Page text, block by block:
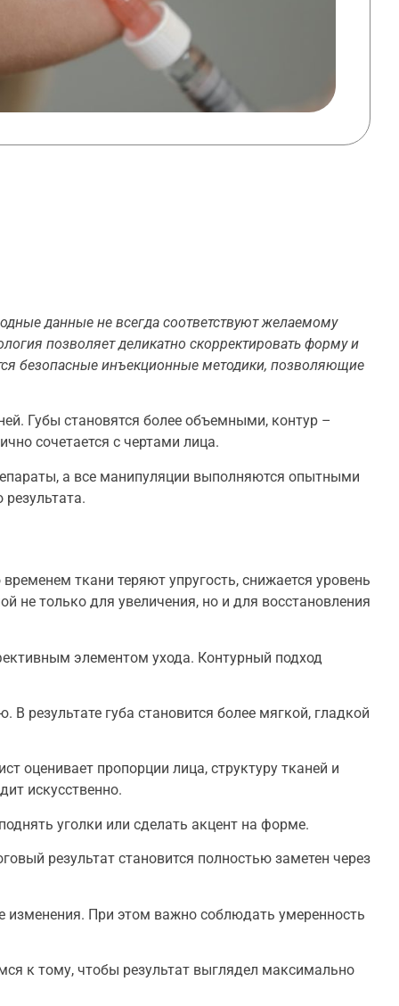
данные не всегда соответствуют желаемому
позволяет деликатно скорректировать форму и
безопасные инъекционные методики, позволяющие
Губы становятся более объемными, контур –
сочетается с чертами лица.
а все манипуляции выполняются опытными
ткани теряют упругость, снижается уровень
не только для увеличения, но и для восстановления
элементом ухода. Контурный подход
результате губа становится более мягкой, гладкой
оценивает пропорции лица, структуру тканей и
искусственно.
уголки или сделать акцент на форме.
результат становится полностью заметен через
изменения. При этом важно соблюдать умеренность
к тому, чтобы результат выглядел максимально